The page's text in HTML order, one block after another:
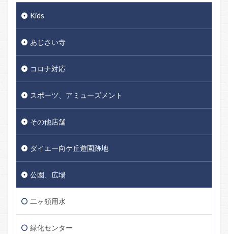
Kids
あじさい寺
コロナ対応
スポーツ、アミューズメント
その他店舗
ダイエー向ケ丘遊園跡地
公園、広場
二ヶ領用水
緑化センター